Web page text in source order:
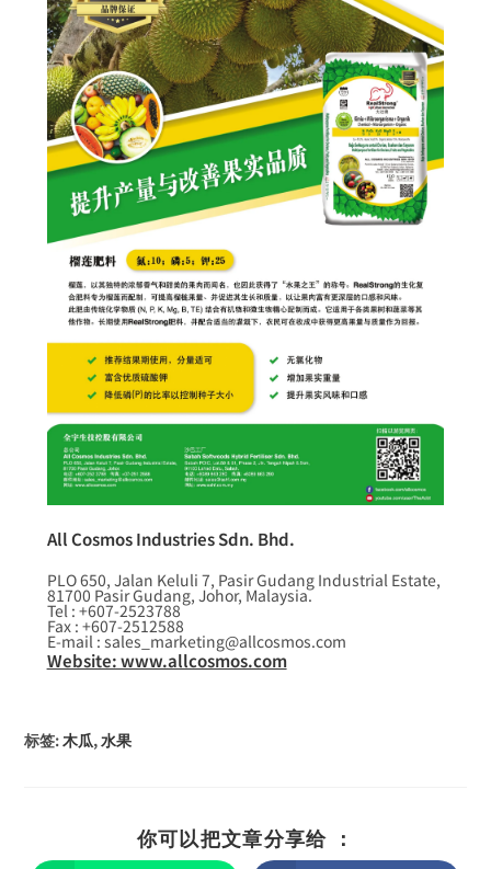
All Cosmos Industries Sdn. Bhd.
PLO 650, Jalan Keluli 7, Pasir Gudang Industrial Estate,
81700 Pasir Gudang, Johor, Malaysia.
Tel : +607-2523788
Fax : +607-2512588
E-mail : sales_marketing@allcosmos.com
Website: www.allcosmos.com
标签:木瓜,水果
你可以把文章分享给 ：